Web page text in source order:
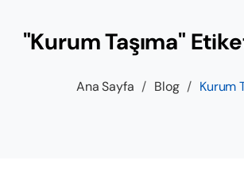
"Kurum Taşıma"
Ana Sayfa / Blog / Kurum